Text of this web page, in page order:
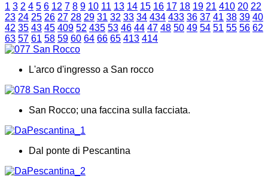
1 3 2 4 5 6 12 7 8 9 10 11 13 14 15 16 17 18 19 21 410 20 22
23 24 25 26 27 28 29 31 32 33 34 434 433 36 37 41 38 39 40
42 35 43 45 409 52 435 53 46 44 47 48 50 49 54 51 55 56 62
63 57 61 58 59 60 64 66 65 413 414
L'arco d'ingresso a San rocco
San Rocco; una faccina sulla facciata.
Dal ponte di Pescantina